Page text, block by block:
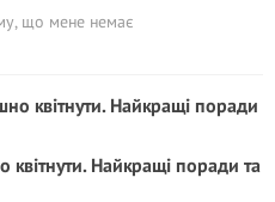
що мене немає
квітнути. Найкращі поради та